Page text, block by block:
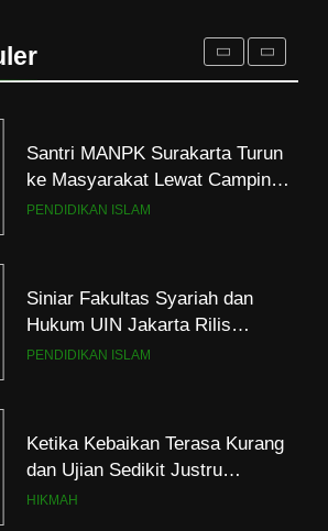
Tolak Kekerasan Seksual di
Lingkungan Kampus dan
Pesantren
PENDIDIKAN ISLAM
Santri MANPK Surakarta Turun
ke Masyarakat Lewat Camping
Dakwah Ramadan
PENDIDIKAN ISLAM
Siniar Fakultas Syariah dan
Hukum UIN Jakarta Rilis
Program Fikih Genzi Selama
PENDIDIKAN ISLAM
Ketika Kebaikan Terasa Kurang
dan Ujian Sedikit Justru
Menjerumuskan
HIKMAH